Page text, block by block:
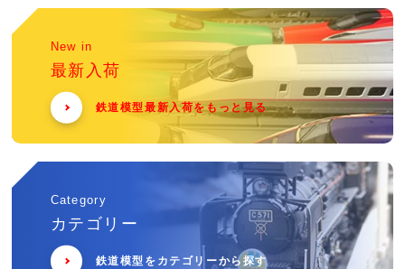
New in
最新入荷
鉄道模型最新入荷をもっと見る
Category
カテゴリー
鉄道模型をカテゴリーから探す